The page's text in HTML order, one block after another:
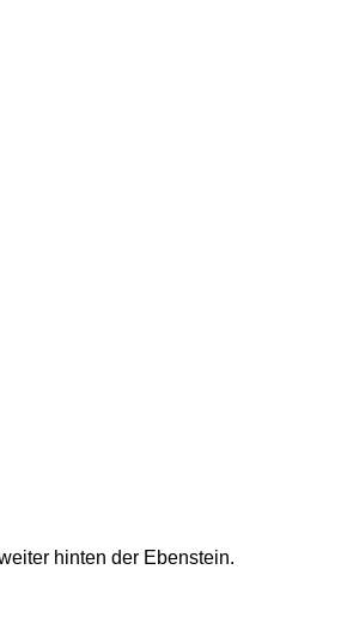
hinten der Ebenstein.